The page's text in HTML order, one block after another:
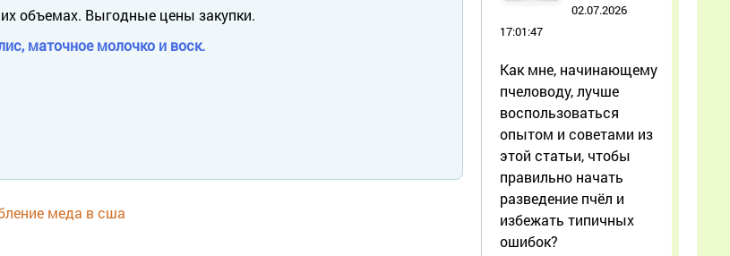
объемах. Выгодные цены закупки.
маточное молочко и воск.
меда в сша
02.07.2026
17:01:47
Как мне, начинающему
пчеловоду, лучше
воспользоваться
опытом и советами из
этой статьи, чтобы
правильно начать
разведение пчёл и
избежать типичных
ошибок?